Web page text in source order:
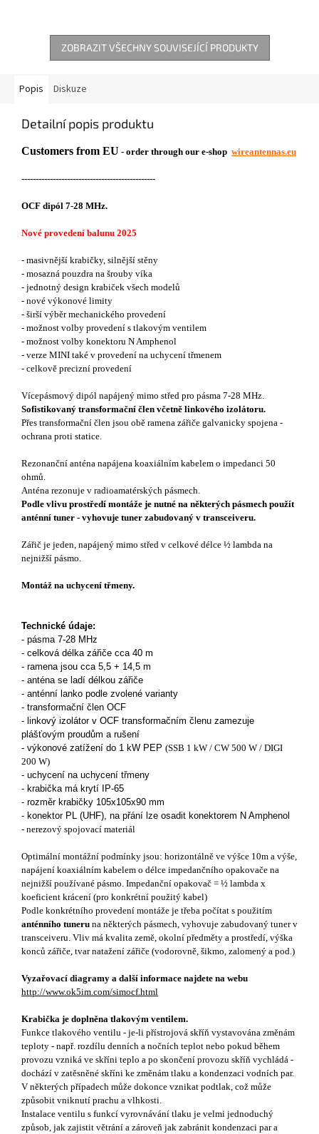
ZOBRAZIT VŠECHNY SOUVISEJÍCÍ PRODUKTY
Popis Diskuze
Detailní popis produktu
Customers from EU - order through our e-shop wireantennas.eu
-----------------------------------------------
OCF dipól 7-28 MHz.
Nové provedení balunu 2025
- masivnější krabičky, silnější stěny
- mosazná pouzdra na šrouby víka
- jednotný design krabiček všech modelů
- nové výkonové limity
- širší výběr mechanického provedení
- možnost volby provedení s tlakovým ventilem
- možnost volby konektoru N Amphenol
- verze MINI také v provedení na uchycení třmenem
- celkově precizní provedení
Vícepásmový dipól napájený mimo střed pro pásma 7-28 MHz.
Sofistikovaný transformační člen včetně linkového izolátoru.
Přes transformační člen jsou obě ramena zářiče galvanicky spojena -
ochrana proti statice.
Rezonanční anténa napájena koaxiálním kabelem o impedanci 50
ohmů.
Anténa rezonuje v radioamatérských pásmech.
Podle vlivu prostředí montáže je nutné na některých pásmech použít
anténní tuner - vyhovuje tuner zabudovaný v transceiveru.
Zářič je jeden, napájený mimo střed v celkové délce ½ lambda na
nejnižší pásmo.
Montáž na uchycení třmeny.
Technické údaje:
- pásma 7-28 MHz
- celková délka zářiče cca 40 m
- ramena jsou cca 5,5 + 14,5 m
- anténa se ladí délkou zářiče
- anténní lanko podle zvolené varianty
- transformační člen OCF
- linkový izolátor v OCF transformačním členu zamezuje
plášťovým proudům a rušení
- výkonové zatížení do 1 kW PEP (SSB 1 kW / CW 500 W / DIGI
200 W)
- uchycení na uchycení třmeny
- krabička má krytí IP-65
- rozměr krabičky 105x105x90 mm
- konektor PL (UHF), na přání lze osadit konektorem N Amphenol
- nerezový spojovací materiál
Optimální montážní podmínky jsou: horizontálně ve výšce 10m a výše,
napájení koaxiálním kabelem o délce impedančního opakovače na
nejnižší používané pásmo. Impedanční opakovač = ½ lambda x
koeficient krácení (pro konkrétní použitý kabel)
Podle konkrétního provedení montáže je třeba počítat s použitím
anténního tuneru na některých pásmech, vyhovuje zabudovaný tuner v
transceiveru. Vliv má kvalita země, okolní předměty a prostředí, výška
konců zářiče, tvar natažení zářiče (vodorovně, šikmo, zalomený a pod.)
Vyzařovací diagramy a další informace najdete na webu
http://www.ok5im.com/simocf.html
Krabička je doplněna tlakovým ventilem.
Funkce tlakového ventilu - je-li přístrojová skříň vystavována změnám
teploty - např. rozdílu denních a nočních teplot nebo pokud během
provozu vzniká ve skříni teplo a po skončení provozu skříň vychládá -
dochází v zatěsněné skříni ke změnám tlaku a kondenzaci vodních par.
V některých případech může dokonce vznikat podtlak, což může
způsobit vniknutí prachu a vlhkosti.
Instalace ventilu s funkcí vyrovnávání tlaku je velmi jednoduchý
způsob, jak zajistit větrání a zároveň jak zabránit kondenzaci par a